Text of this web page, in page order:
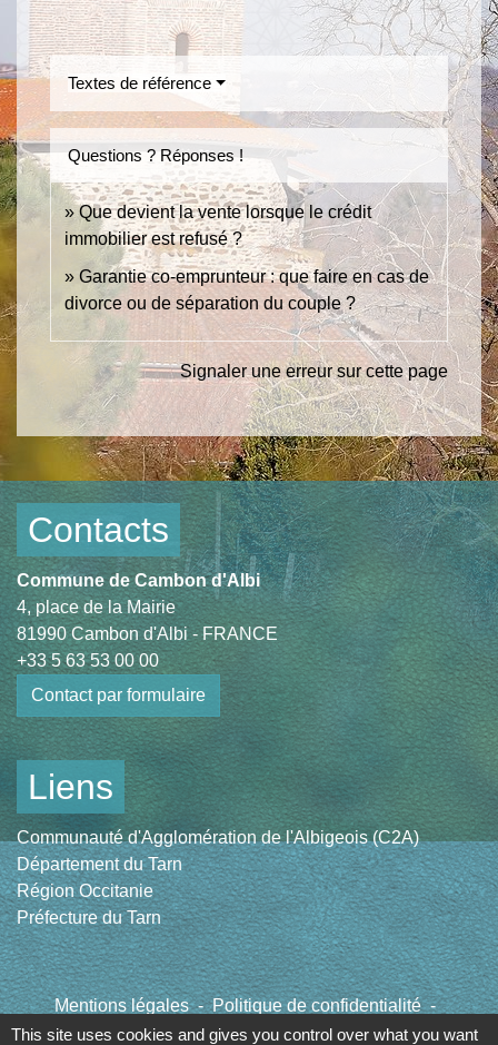
Textes de référence
Questions ? Réponses !
Que devient la vente lorsque le crédit
immobilier est refusé ?
Garantie co-emprunteur : que faire en cas de
divorce ou de séparation du couple ?
Signaler une erreur sur cette page
Contacts
Commune de Cambon d'Albi
4, place de la Mairie
81990 Cambon d'Albi - FRANCE
+33 5 63 53 00 00
Contact par formulaire
Liens
Communauté d'Agglomération de l'Albigeois (C2A)
Département du Tarn
Région Occitanie
Préfecture du Tarn
Mentions légales - Politique de confidentialité -
Accessibilité - Plan du site - Gestion des cookies
This site uses cookies and gives you control over what you want